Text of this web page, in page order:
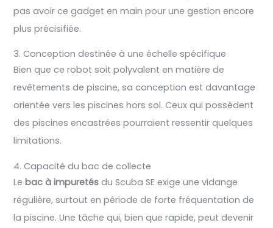
pas avoir ce gadget en main pour une gestion encore
plus précisifiée.
3. Conception destinée à une échelle spécifique
Bien que ce robot soit polyvalent en matière de
revêtements de piscine, sa conception est davantage
orientée vers les piscines hors sol. Ceux qui possèdent
des piscines encastrées pourraient ressentir quelques
limitations.
4. Capacité du bac de collecte
Lebac à impuretés du Scuba SE exige une vidange
régulière, surtout en période de forte fréquentation de
la piscine. Une tâche qui, bien que rapide, peut devenir